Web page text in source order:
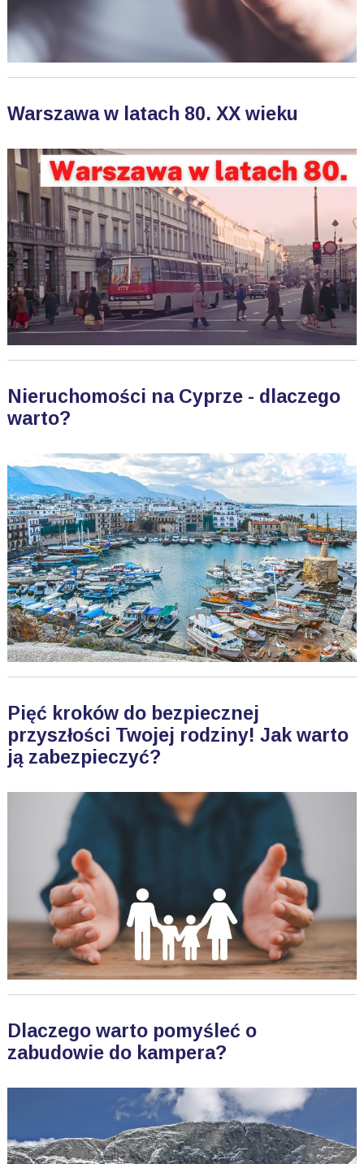
Warszawa w latach 80. XX wieku
Nieruchomości na Cyprze - dlaczego
warto?
Pięć kroków do bezpiecznej
przyszłości Twojej rodziny! Jak warto
ją zabezpieczyć?
Dlaczego warto pomyśleć o
zabudowie do kampera?